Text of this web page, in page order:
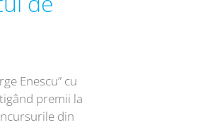
Enescu” cu
premii la
din